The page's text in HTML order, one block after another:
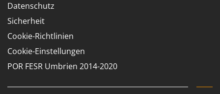
V
W
Waldner
Weber
Datenschutz
Sicherheit
Cookie-Richtlinien
Cookie-Einstellungen
POR FESR Umbrien 2014-2020